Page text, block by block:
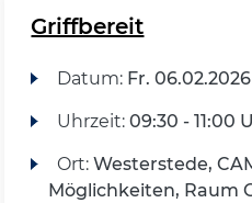
Griffbereit
Datum: Fr.
Uhrzeit: 09:30 - 11:00
Ort: Westerstede,
Möglichkeiten, Raum